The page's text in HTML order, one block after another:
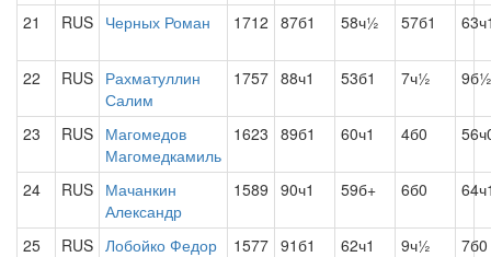
21 RUS Черных Роман 1712 87б1 58ч½ 57б1
22 RUS Рахматуллин
Салим
1757 88ч1 53б1 7ч½ 9б½
23 RUS Магомедов
Магомедкамиль
1623 89б1 60ч1 4б0
24 RUS Мачанкин
Александр
1589 90ч1 59б+ 6б0
25 RUS Лобойко Федор 1577 91б1 62ч1 9ч½ 7б0